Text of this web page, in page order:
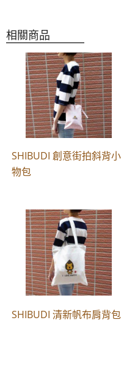
相關商品
SHIBUDI 創意街拍斜背小
物包
SHIBUDI 清新帆布肩背包